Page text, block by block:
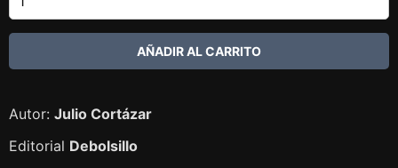
Autor: Julio Cortázar
Editorial Debolsillo